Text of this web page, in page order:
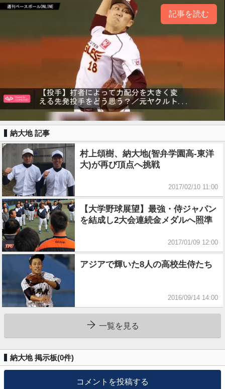
記事を読む
納大地 記事
村上頌樹、納大地(智弁学園高-東洋
大)が再び頂点へ挑戦
2017/02/10 11:00
【大学野球展望】最強・侍ジャパン
を結成し2大会連続金メダルへ照準
2017/01/09 12:00
アジアで輝いた8人の高校生侍たち
2016/09/14 14:00
一覧を見る
納大地 掲示板(0件)
コメントを投稿する